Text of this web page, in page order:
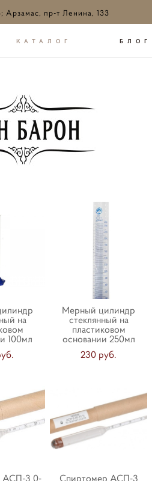
Арзамас, пр-т Ленина, 133
КАТАЛОГ БЛОГ
на
100мл
Мерный цилиндр
стеклянный на
пластиковом
основании 250мл
230 pуб.
АСП-3 0-
Спиртомер АСП-3